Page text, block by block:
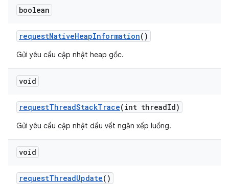
boolean
requestNativeHeapInformation()
Gửi yêu cầu cập nhật heap gốc.
void
requestThreadStackTrace(int threadId)
Gửi yêu cầu cập nhật dấu vết ngăn xếp luồng.
void
requestThreadUpdate()